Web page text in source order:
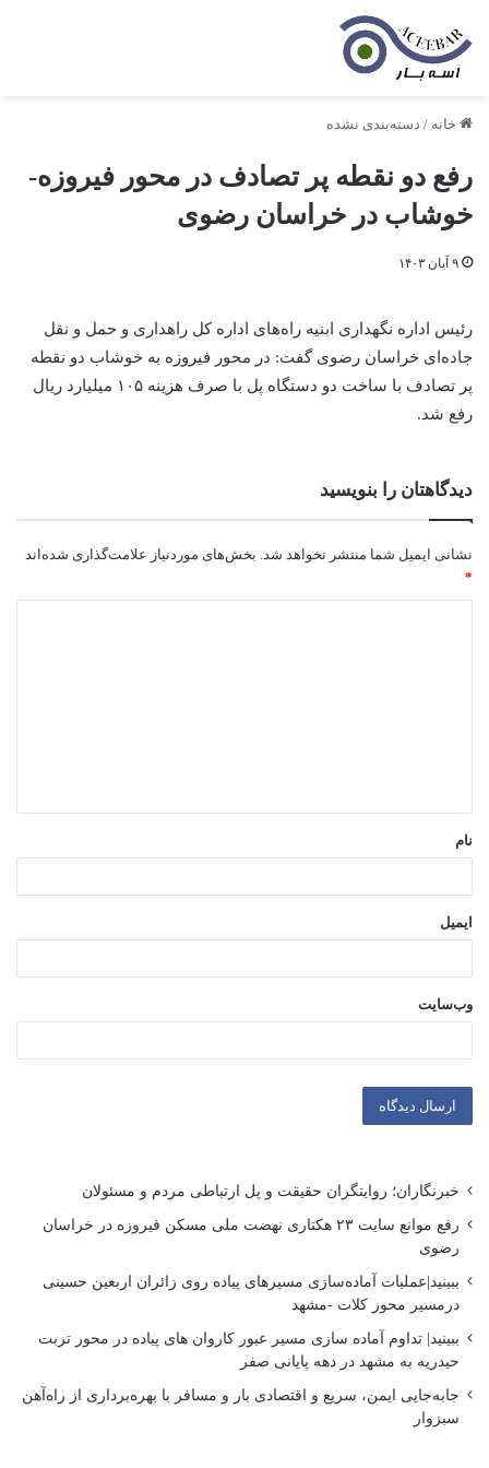
خانه / دسته‌بندی نشده
رفع دو نقطه پر تصادف در محور فیروزه-
خوشاب در خراسان رضوی
۹ آبان ۱۴۰۳
رئیس اداره نگهداری ابنیه راه‌های اداره کل راهداری و حمل و نقل
جاده‌ای خراسان رضوی گفت: در محور فیروزه به خوشاب دو نقطه
پر تصادف با ساخت دو دستگاه پل با صرف هزینه ۱۰۵ میلیارد ریال
رفع شد.
دیدگاهتان را بنویسید
نشانی ایمیل شما منتشر نخواهد شد. بخش‌های موردنیاز علامت‌گذاری شده‌اند
*
*
نام
ایمیل
وب‌سایت
خبرنگاران؛ روایتگران حقیقت و پل ارتباطی مردم و مسئولان
رفع موانع سایت ۲۳ هکتاری نهضت ملی مسکن فیروزه در خراسان
رضوی
ببینید|عملیات آماده‌سازی مسیرهای پیاده روی زائران اربعین حسینی
درمسیر محور کلات -مشهد
ببینید| تداوم آماده سازی مسیر عبور کاروان های پیاده در محور تربت
حیدریه به مشهد در دهه پایانی صفر
جابه‌جایی ایمن، سریع و اقتصادی بار و مسافر با بهره‌برداری از راه‌آهن
سبزوار